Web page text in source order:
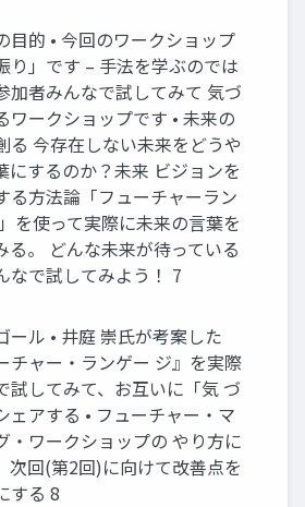
目的 • 今回のワークショップ
り」です – 手法を学ぶのでは
加者みんなで試してみて 気づ
ワークショップです • 未来の
る 今存在しない未来をどうや
にするのか？未来 ビジョンを
る方法論「フューチャーラン
を使って実際に未来の言葉を
る。 どんな未来が待っている
なで試してみよう！ 7
ール • 井庭 崇氏が考案した
チャー・ランゲー ジ』を実際
試してみて、お互いに「気 づ
ェアする • フューチャー・マ
・ワークショップの やり方に
次回(第2回)に向けて改善点を
する 8